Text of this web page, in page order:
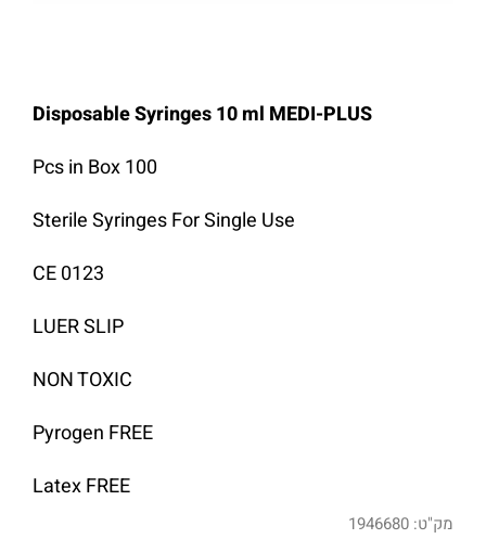
Disposable Syringes 10 ml MEDI-PLUS
100 Pcs in Box
Sterile Syringes For Single Use
CE 0123
LUER SLIP
NON TOXIC
Pyrogen FREE
Latex FREE
מק"ט: 1946680